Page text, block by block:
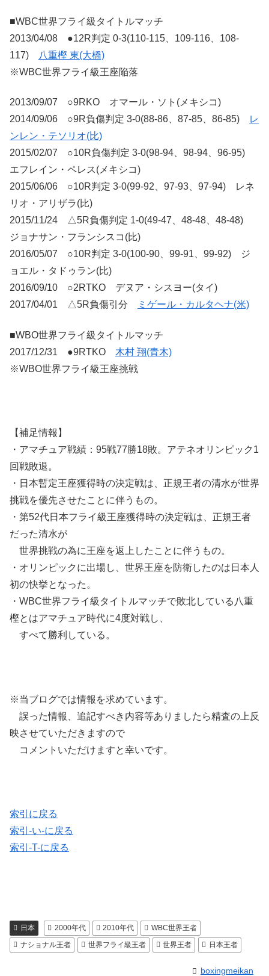
■WBC世界フライ級タイトルマッチ
2013/04/08 ●12R判定 0-3(110-115、109-116、108-
117)
八重樫 東(大橋)
※WBC世界フライ級王座陥落
2013/09/07 ○9RKO オマール・ソト(メキシコ)
2014/09/06 ○9R負傷判定 3-0(88-86、87-85、86-85)
レ
ンレン・テソリオ(比)
2015/02/07 ○10R負傷判定 3-0(98-94、98-94、96-95)
エフレイン・ペレス(メキシコ)
2015/06/06 ○10R判定 3-0(99-92、97-93、97-94) レネ
リオ・アリザラ(比)
2015/11/24 △5R負傷判定 1-0(49-47、48-48、48-48)
ジョナサン・フランシスコ(比)
2016/05/07 ○10R判定 3-0(100-90、99-91、99-92) ジ
ョエル・タドゥラン(比)
2016/09/10 ○2RTKO デヌア・シスヨー(タイ)
2017/04/01 △5R負傷引分
ミゲール・カルタヘナ(米)
■WBO世界フライ級タイトルマッチ
2017/12/31 ●9RTKO 木村 翔(青木)
※WBO世界フライ級王座挑戦
【補足情報】
・アマチュア戦績：95戦77勝18敗。アテネオリンピック1
回戦敗退。
・日本暫定王座獲得時の決定戦は、正規王者の清水が世界
挑戦を優先させたことに伴うもの。
・第52代日本フライ級王座獲得時の決定戦は、正規王者
だった清水が
世界挑戦の為に王座を返上したことに伴うもの。
・オリンピックに出場し、世界王座を防衛したのは日本人
初の快挙となった。
・WBC世界フライ級タイトルマッチで敗北している八重
樫とはアマチュア時代に4度対戦し、
すべて勝利している。
※当ブログでは情報を求めています。
誤った情報、追記すべき内容等ありましたら精査の上反
映させていただきますので
コメントいただけますと幸いです。
索引に戻る
索引-い-に戻る
索引-T-に戻る
日本 2000年代 2010年代
WBC世界王者
ナショナル王者
世界フライ級王者 世界王者 日本王者
boxingmeikan